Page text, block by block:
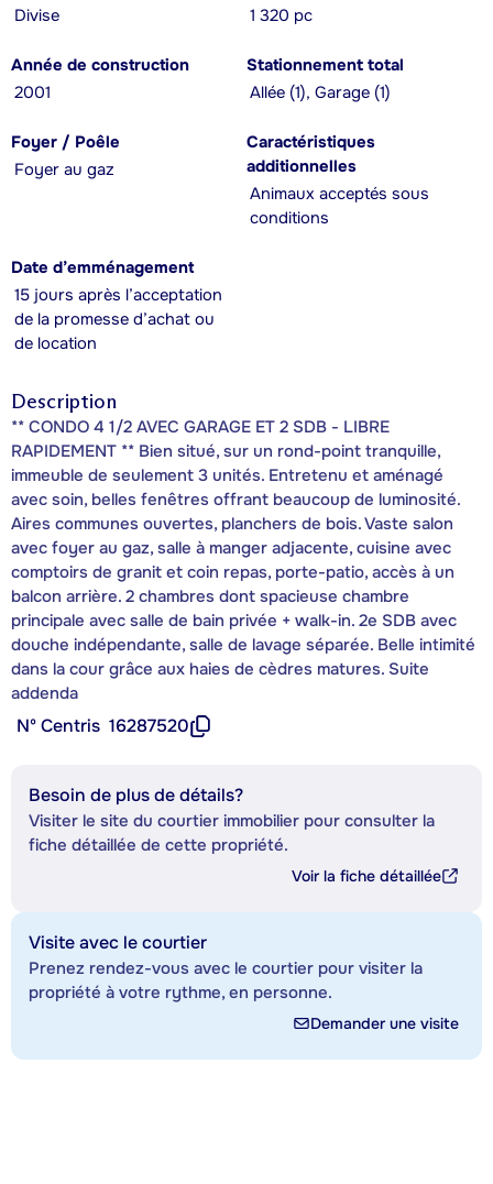
Divise
1 320 pc
Année de construction
2001
Stationnement total
Allée (1), Garage (1)
Foyer / Poêle
Foyer au gaz
Caractéristiques
additionnelles
Animaux acceptés sous
conditions
Date d’emménagement
15 jours après l’acceptation
de la promesse d’achat ou
de location
Description
** CONDO 4 1/2 AVEC GARAGE ET 2 SDB - LIBRE
RAPIDEMENT ** Bien situé, sur un rond-point tranquille,
immeuble de seulement 3 unités. Entretenu et aménagé
avec soin, belles fenêtres offrant beaucoup de luminosité.
Aires communes ouvertes, planchers de bois. Vaste salon
avec foyer au gaz, salle à manger adjacente, cuisine avec
comptoirs de granit et coin repas, porte-patio, accès à un
balcon arrière. 2 chambres dont spacieuse chambre
principale avec salle de bain privée + walk-in. 2e SDB avec
douche indépendante, salle de lavage séparée. Belle intimité
dans la cour grâce aux haies de cèdres matures. Suite
addenda
Nº Centris 16287520
Besoin de plus de détails?
Visiter le site du courtier immobilier pour consulter la
fiche détaillée de cette propriété.
Voir la fiche détaillée
Visite avec le courtier
Prenez rendez-vous avec le courtier pour visiter la
propriété à votre rythme, en personne.
Demander une visite